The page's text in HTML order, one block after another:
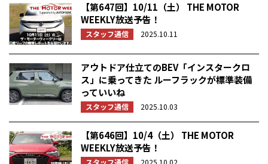
【第647回】10/11（土） THE MOTOR
WEEKLY放送予告！
スタッフ通信 2025.10.11
アウトドア仕立てのBEV「インスタークロ
ス」に乗ってきた ルーフラックが標準装備
っていいね
スタッフ通信 2025.10.03
【第646回】10/4（土） THE MOTOR
WEEKLY放送予告！
スタッフ通信 2025.10.02